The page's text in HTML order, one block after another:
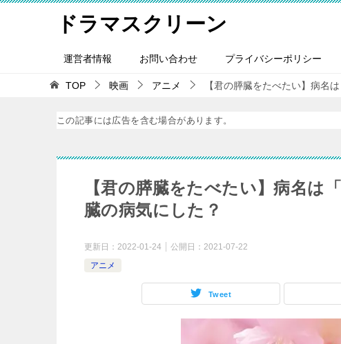
ドラマスクリーン
運営者情報 お問い合わせ プライバシーポリシー
TOP 映画 アニメ 【君の膵臓をたべたい】病名
この記事には広告を含む場合があります。
【君の膵臓をたべたい】病名は
臓の病気にした？
更新日： 2022-01-24 公開日： 2021-07-22
アニメ
Tweet